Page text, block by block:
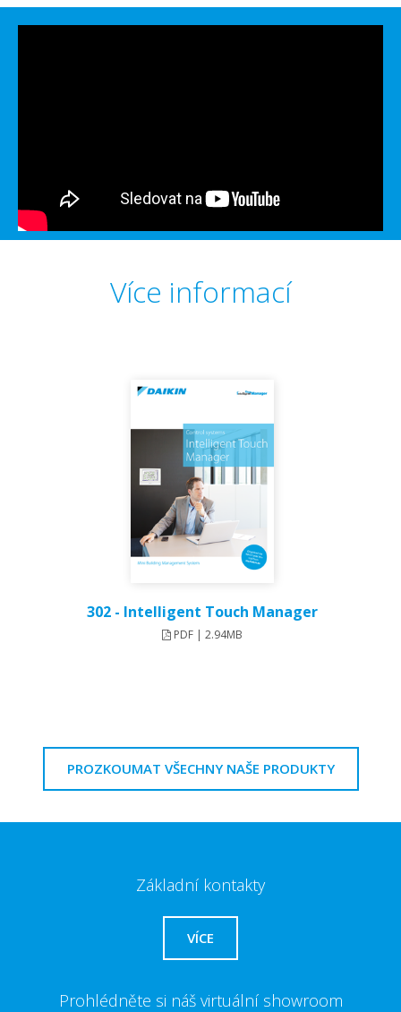
Více informací
302 - Intelligent Touch Manager
PDF | 2.94MB
PROZKOUMAT VŠECHNY NAŠE PRODUKTY
Základní kontakty
VÍCE
Prohlédněte si náš virtuální showroom